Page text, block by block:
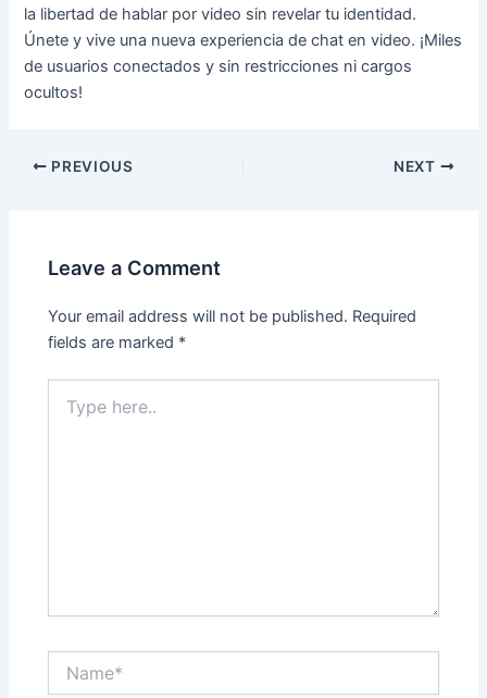
la libertad de hablar por video sin revelar tu identidad.
Únete y vive una nueva experiencia de chat en video. ¡Miles
de usuarios conectados y sin restricciones ni cargos
ocultos!
PREVIOUS NEXT
Leave a Comment
Your email address will not be published. Required
fields are marked *
here..